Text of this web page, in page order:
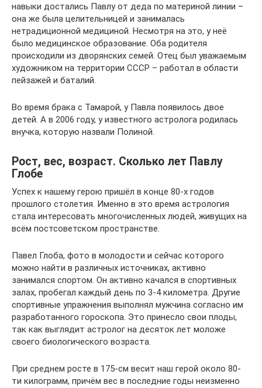
навыки достались Павлу от деда по материной линии –
она же была целительницей и занималась
нетрадиционной медициной. Несмотря на это, у неё
было медицинское образование. Оба родителя
происходили из дворянских семей. Отец был уважаемым
художником на территории СССР – работал в области
пейзажей и баталий.
Во время брака с Тамарой, у Павла появилось двое
детей. А в 2006 году, у известного астролога родилась
внучка, которую назвали Полиной.
Рост, вес, возраст. Сколько лет Павлу
Глобе
Успех к нашему герою пришёл в конце 80-х годов
прошлого столетия. Именно в это время астрология
стала интересовать многочисленных людей, живущих на
всём постсоветском пространстве.
Павел Глоба, фото в молодости и сейчас которого
можно найти в различных источниках, активно
занимался спортом. Он активно качался в спортивных
залах, пробегал каждый день по 3-4 километра. Другие
спортивные упражнения выполнял мужчина согласно им
разработанного гороскопа. Это принесло свои плоды,
так как выглядит астролог на десяток лет моложе
своего биологического возраста.
При среднем росте в 175-см весит наш герой около 80-
ти килограмм, причём вес в последние годы неизменно